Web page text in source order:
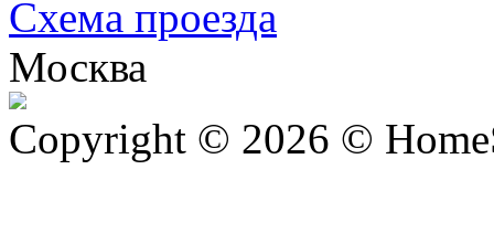
Схема проезда
Москва
Copyright © 2026 ©